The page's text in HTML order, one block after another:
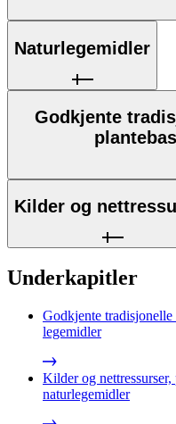
Naturlegemidler
Godkjente
Kilder og
Underkapitler
Godkjente tradisjonelle
legemidler
Kilder og
naturlegemidler